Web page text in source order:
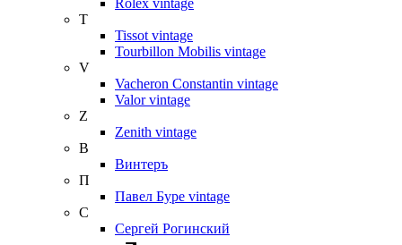
Rolex vintage
T
Tissot vintage
Tourbillon Mobilis vintage
V
Vacheron Constantin vintage
Valor vintage
Z
Zenith vintage
В
Винтеръ
П
Павел Буре vintage
С
Сергей Рогинский